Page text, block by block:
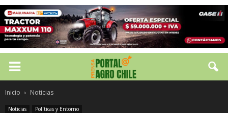
Inicio Noticias
Noticias Políticas y Entorno